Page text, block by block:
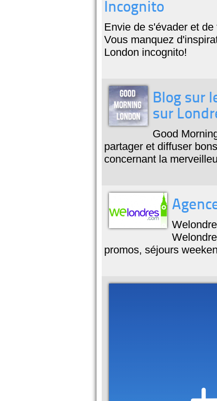
Incognito
Envie de s'évader et
Vous manquez
London incognito!
Blog sur
sur
Good
partager et diffuser
concernant la
promos, séjours